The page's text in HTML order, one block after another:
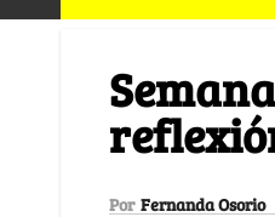
Por Fernanda Osorio